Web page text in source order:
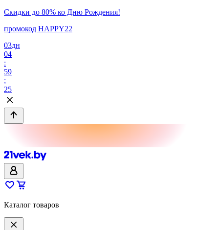
Скидки до 80% ко Дню Рождения!
промокод HAPPY22
03дн
04
:
59
:
25
Каталог товаров